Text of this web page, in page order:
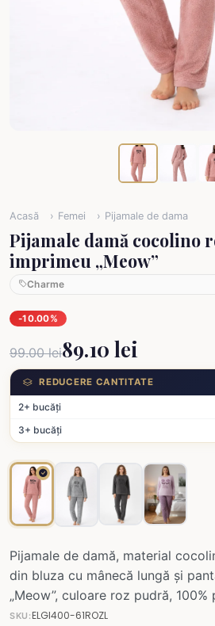
Acasă Femei Pijamale de dama
Pijamale damă cocolino
imprimeu „Meow”
Charme
-10.00%
99.00 lei89.10 lei
REDUCERE CANTITATE
2+ bucăți
3+ bucăți
Pijamale de damă, material
din bluza cu mânecă lungă și
„Meow”, culoare roz pudră, 100%
SKU:ELGI400-61ROZL